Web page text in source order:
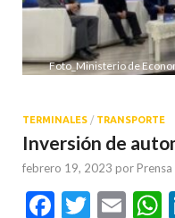
Foto_Ministerio de
TERMINALES / TRANSPORTE
Inversión de
febrero 19, 2023 por
Facebook